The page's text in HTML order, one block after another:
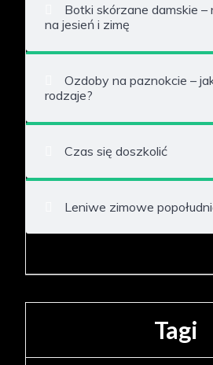
Botki skórzane damskie
na jesień i zimę
Ozdoby na paznokcie –
rodzaje?
Czas się doszkolić
Leniwe zimowe
Tagi